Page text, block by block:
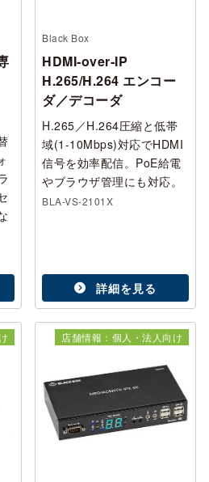
Black Box
HDMI‑over‑IP
H.265/H.264 エンコー
ダ／デコーダ
H.265／H.264圧縮と低帯
域(1-10Mbps)対応でHDMI
信号を効率配信。PoE給電
やブラウザ管理にも対応。
BLA-VS-2101X
詳細を見る
店舗情報：個人・法人向け